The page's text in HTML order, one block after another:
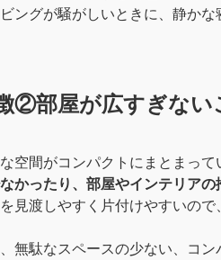
ビングが騒がしいときに、静か
②部屋が広すぎない
空間がコンパクトにまとまって
かったり、部屋やインテリア
見渡しやすく片付けやすいので
無駄なスペースの少ない、コ